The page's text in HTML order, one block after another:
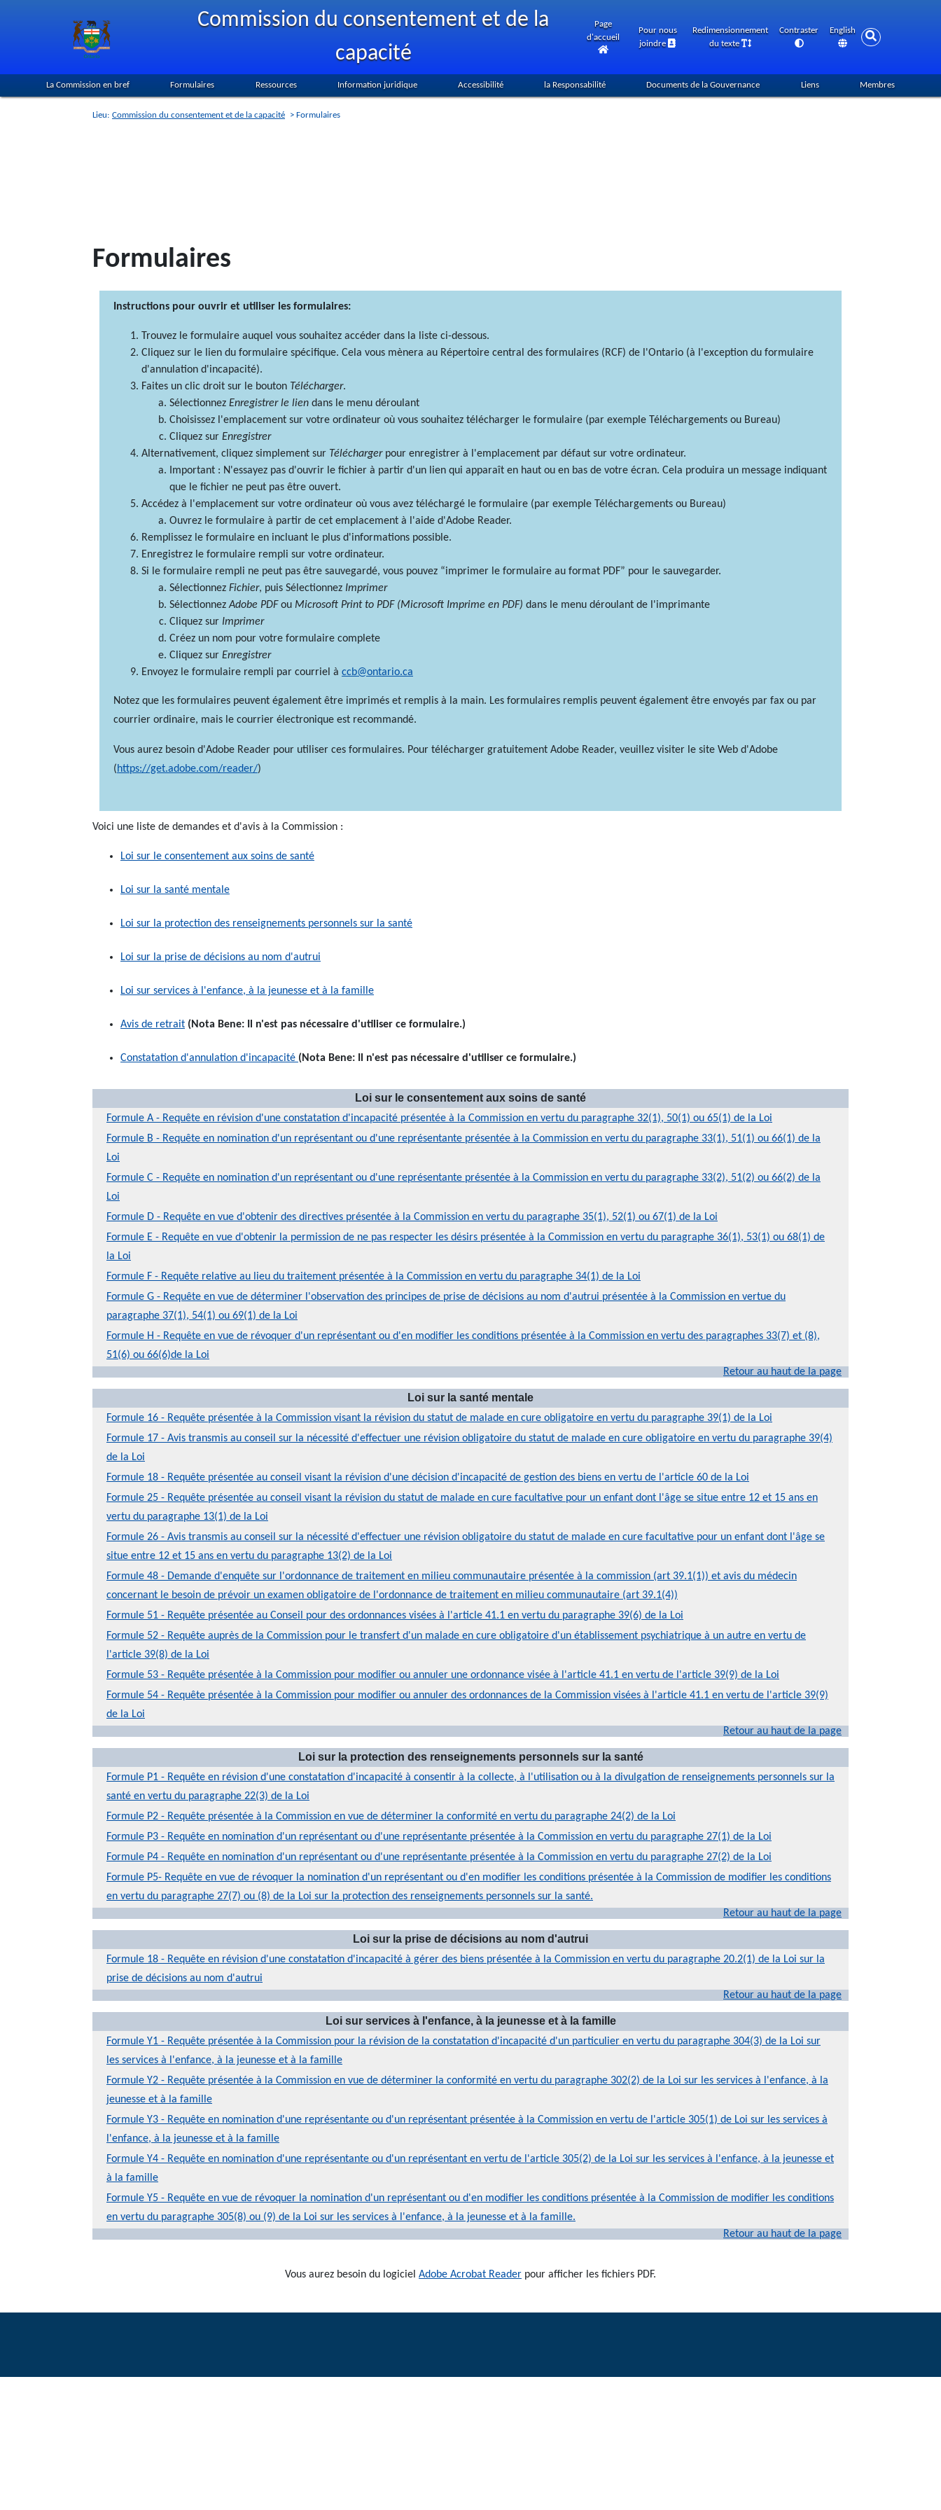
Commission du consentement et de la
capacité
Page
d'accueil
Pour nous
joindre
Redimensionnement
du texte
Contraster English
La Commission en bref Formulaires Ressources Information juridique Accessibilité la Responsabilité Documents de la Gouvernance Liens Membres
Lieu: Commission du consentement et de la capacité > Formulaires
Formulaires
Instructions pour ouvrir et utiliser les formulaires:
Trouvez le formulaire auquel vous souhaitez accéder dans la liste ci-dessous.
Cliquez sur le lien du formulaire spécifique. Cela vous mènera au Répertoire central des formulaires (RCF) de l'Ontario (à l'exception du formulaire
d'annulation d'incapacité).
Faites un clic droit sur le bouton Télécharger.
Sélectionnez Enregistrer le lien dans le menu déroulant
Choisissez l'emplacement sur votre ordinateur où vous souhaitez télécharger le formulaire (par exemple Téléchargements ou Bureau)
Cliquez sur Enregistrer
Alternativement, cliquez simplement sur Téléchargerpour enregistrer à l'emplacement par défaut sur votre ordinateur.
Important : N'essayez pas d'ouvrir le fichier à partir d'un lien qui apparaît en haut ou en bas de votre écran. Cela produira un message indiquant
que le fichier ne peut pas être ouvert.
Accédez à l'emplacement sur votre ordinateur où vous avez téléchargé le formulaire (par exemple Téléchargements ou Bureau)
Ouvrez le formulaire à partir de cet emplacement à l'aide d'Adobe Reader.
Remplissez le formulaire en incluant le plus d'informations possible.
Enregistrez le formulaire rempli sur votre ordinateur.
Si le formulaire rempli ne peut pas être sauvegardé, vous pouvez “imprimer le formulaire au format PDF” pour le sauvegarder.
Sélectionnez Fichier, puis Sélectionnez Imprimer
SélectionnezAdobe PDF ou Microsoft Print to PDF (Microsoft Imprime en PDF) dans le menu déroulant de l'imprimante
Cliquez sur Imprimer
Créez un nom pour votre formulaire complete
Cliquez sur Enregistrer
Envoyez le formulaire rempli par courriel à ccb@ontario.ca
Notez que les formulaires peuvent également être imprimés et remplis à la main. Les formulaires remplis peuvent également être envoyés par fax ou par
courrier ordinaire, mais le courrier électronique est recommandé.
Vous aurez besoin d'Adobe Reader pour utiliser ces formulaires. Pour télécharger gratuitement Adobe Reader, veuillez visiter le site Web d'Adobe
(https://get.adobe.com/reader/)
Voici une liste de demandes et d'avis à la Commission :
Loi sur le consentement aux soins de santé
Loi sur la santé mentale
Loi sur la protection des renseignements personnels sur la santé
Loi sur la prise de décisions au nom d'autrui
Loi sur services à l'enfance, à la jeunesse et à la famille
Avis de retrait (Nota Bene: Il n'est pas nécessaire d'utiliser ce formulaire.)
Constatation d'annulation d'incapacité (Nota Bene: Il n'est pas nécessaire d'utiliser ce formulaire.)
Loi sur le consentement aux soins de santé
Formule A - Requête en révision d'une constatation d'incapacité présentée à la Commission en vertu du paragraphe 32(1), 50(1) ou 65(1) de la Loi
Formule B - Requête en nomination d'un représentant ou d'une représentante présentée à la Commission en vertu du paragraphe 33(1), 51(1) ou 66(1) de la
Loi
Formule C - Requête en nomination d'un représentant ou d'une représentante présentée à la Commission en vertu du paragraphe 33(2), 51(2) ou 66(2) de la
Loi
Formule D - Requête en vue d'obtenir des directives présentée à la Commission en vertu du paragraphe 35(1), 52(1) ou 67(1) de la Loi
Formule E - Requête en vue d'obtenir la permission de ne pas respecter les désirs présentée à la Commission en vertu du paragraphe 36(1), 53(1) ou 68(1) de
la Loi
Formule F - Requête relative au lieu du traitement présentée à la Commission en vertu du paragraphe 34(1) de la Loi
Formule G - Requête en vue de déterminer l'observation des principes de prise de décisions au nom d'autrui présentée à la Commission en vertue du
paragraphe 37(1), 54(1) ou 69(1) de la Loi
Formule H - Requête en vue de révoquer d'un représentant ou d'en modifier les conditions présentée à la Commission en vertu des paragraphes 33(7) et (8),
51(6) ou 66(6)de la Loi
Retour au haut de la page
Loi sur la santé mentale
Formule 16 - Requête présentée à la Commission visant la révision du statut de malade en cure obligatoire en vertu du paragraphe 39(1) de la Loi
Formule 17 - Avis transmis au conseil sur la nécessité d'effectuer une révision obligatoire du statut de malade en cure obligatoire en vertu du paragraphe 39(4)
de la Loi
Formule 18 - Requête présentée au conseil visant la révision d'une décision d'incapacité de gestion des biens en vertu de l'article 60 de la Loi
Formule 25 - Requête présentée au conseil visant la révision du statut de malade en cure facultative pour un enfant dont l'âge se situe entre 12 et 15 ans en
vertu du paragraphe 13(1) de la Loi
Formule 26 - Avis transmis au conseil sur la nécessité d'effectuer une révision obligatoire du statut de malade en cure facultative pour un enfant dont l'âge se
situe entre 12 et 15 ans en vertu du paragraphe 13(2) de la Loi
Formule 48 - Demande d'enquête sur l'ordonnance de traitement en milieu communautaire présentée à la commission (art 39.1(1)) et avis du médecin
concernant le besoin de prévoir un examen obligatoire de l'ordonnance de traitement en milieu communautaire (art 39.1(4))
Formule 51 - Requête présentée au Conseil pour des ordonnances visées à l'article 41.1 en vertu du paragraphe 39(6) de la Loi
Formule 52 - Requête auprès de la Commission pour le transfert d'un malade en cure obligatoire d'un établissement psychiatrique à un autre en vertu de
l'article 39(8) de la Loi
Formule 53 - Requête présentée à la Commission pour modifier ou annuler une ordonnance visée à l'article 41.1 en vertu de l'article 39(9) de la Loi
Formule 54 - Requête présentée à la Commission pour modifier ou annuler des ordonnances de la Commission visées à l'article 41.1 en vertu de l'article 39(9)
de la Loi
Retour au haut de la page
Loi sur la protection des renseignements personnels sur la santé
Formule P1 - Requête en révision d'une constatation d'incapacité à consentir à la collecte, à l'utilisation ou à la divulgation de renseignements personnels sur la
santé en vertu du paragraphe 22(3) de la Loi
Formule P2 - Requête présentée à la Commission en vue de déterminer la conformité en vertu du paragraphe 24(2) de la Loi
Formule P3 - Requête en nomination d'un représentant ou d'une représentante présentée à la Commission en vertu du paragraphe 27(1) de la Loi
Formule P4 - Requête en nomination d'un représentant ou d'une représentante présentée à la Commission en vertu du paragraphe 27(2) de la Loi
Formule P5- Requête en vue de révoquer la nomination d'un représentant ou d'en modifier les conditions présentée à la Commission de modifier les conditions
en vertu du paragraphe 27(7) ou (8) de la Loi sur la protection des renseignements personnels sur la santé.
Retour au haut de la page
Loi sur la prise de décisions au nom d'autrui
Formule 18 - Requête en révision d'une constatation d'incapacité à gérer des biens présentée à la Commission en vertu du paragraphe 20.2(1) de la Loi sur la
prise de décisions au nom d'autrui
Retour au haut de la page
Loi sur services à l'enfance, à la jeunesse et à la famille
Formule Y1 - Requête présentée à la Commission pour la révision de la constatation d'incapacité d'un particulier en vertu du paragraphe 304(3) de la Loi sur
les services à l'enfance, à la jeunesse et à la famille
Formule Y2 - Requête présentée à la Commission en vue de déterminer la conformité en vertu du paragraphe 302(2) de la Loi sur les services à l'enfance, à la
jeunesse et à la famille
Formule Y3 - Requête en nomination d'une représentante ou d'un représentant présentée à la Commission en vertu de l'article 305(1) de Loi sur les services à
l'enfance, à la jeunesse et à la famille
Formule Y4 - Requête en nomination d'une représentante ou d'un représentant en vertu de l'article 305(2) de la Loi sur les services à l'enfance, à la jeunesse et
à la famille
Formule Y5 - Requête en vue de révoquer la nomination d'un représentant ou d'en modifier les conditions présentée à la Commission de modifier les conditions
en vertu du paragraphe 305(8) ou (9) de la Loi sur les services à l'enfance, à la jeunesse et à la famille.
Retour au haut de la page
Vous aurez besoin du logiciel Adobe Acrobat Reader pour afficher les fichiers PDF.